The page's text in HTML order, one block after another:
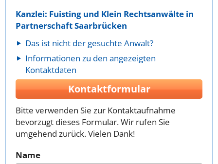
Kanzlei: Fuisting und Klein Rechtsanwälte in
Partnerschaft Saarbrücken
Das ist nicht der gesuchte Anwalt?
Informationen zu den angezeigten
Kontaktdaten
Kontaktformular
Bitte verwenden Sie zur Kontaktaufnahme
bevorzugt dieses Formular. Wir rufen Sie
umgehend zurück. Vielen Dank!
Name